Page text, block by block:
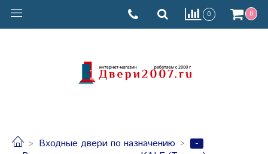
0 0
Входные двери по назначению
-